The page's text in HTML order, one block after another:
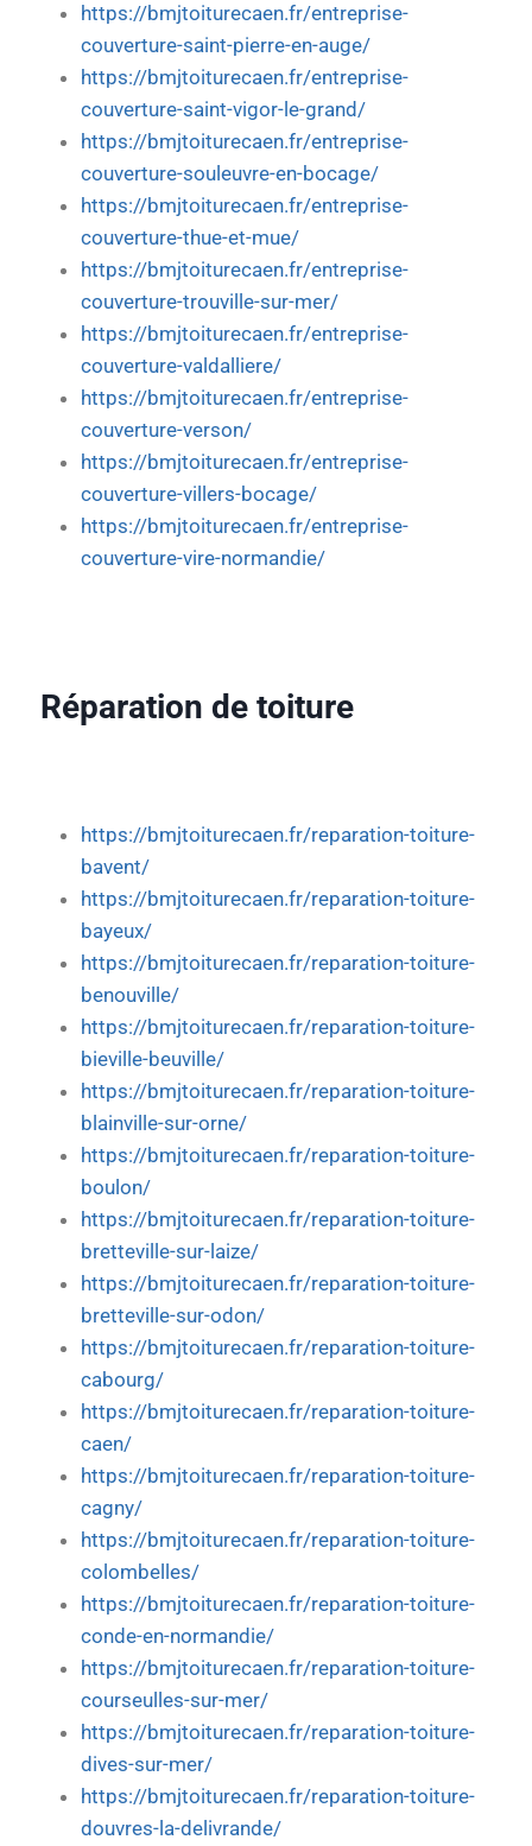
https://bmjtoiturecaen.fr/entreprise-
couverture-saint-pierre-en-auge/
https://bmjtoiturecaen.fr/entreprise-
couverture-saint-vigor-le-grand/
https://bmjtoiturecaen.fr/entreprise-
couverture-souleuvre-en-bocage/
https://bmjtoiturecaen.fr/entreprise-
couverture-thue-et-mue/
https://bmjtoiturecaen.fr/entreprise-
couverture-trouville-sur-mer/
https://bmjtoiturecaen.fr/entreprise-
couverture-valdalliere/
https://bmjtoiturecaen.fr/entreprise-
couverture-verson/
https://bmjtoiturecaen.fr/entreprise-
couverture-villers-bocage/
https://bmjtoiturecaen.fr/entreprise-
couverture-vire-normandie/
Réparation de toiture
https://bmjtoiturecaen.fr/reparation-toiture-
bavent/
https://bmjtoiturecaen.fr/reparation-toiture-
bayeux/
https://bmjtoiturecaen.fr/reparation-toiture-
benouville/
https://bmjtoiturecaen.fr/reparation-toiture-
bieville-beuville/
https://bmjtoiturecaen.fr/reparation-toiture-
blainville-sur-orne/
https://bmjtoiturecaen.fr/reparation-toiture-
boulon/
https://bmjtoiturecaen.fr/reparation-toiture-
bretteville-sur-laize/
https://bmjtoiturecaen.fr/reparation-toiture-
bretteville-sur-odon/
https://bmjtoiturecaen.fr/reparation-toiture-
cabourg/
https://bmjtoiturecaen.fr/reparation-toiture-
caen/
https://bmjtoiturecaen.fr/reparation-toiture-
cagny/
https://bmjtoiturecaen.fr/reparation-toiture-
colombelles/
https://bmjtoiturecaen.fr/reparation-toiture-
conde-en-normandie/
https://bmjtoiturecaen.fr/reparation-toiture-
courseulles-sur-mer/
https://bmjtoiturecaen.fr/reparation-toiture-
dives-sur-mer/
https://bmjtoiturecaen.fr/reparation-toiture-
douvres-la-delivrande/